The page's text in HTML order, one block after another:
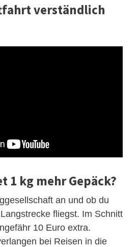
verständlich
1 kg mehr Gepäck?
an und ob du
fliegst. Im Schnitt
10 Euro extra.
bei Reisen in die